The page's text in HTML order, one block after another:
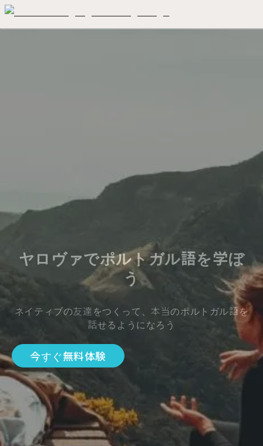
ヤロヴァでポルトガル語を学ぼ
う
ネイティブの友達をつくって、本当のポルトガル語を
話せるようになろう
今すぐ無料体験